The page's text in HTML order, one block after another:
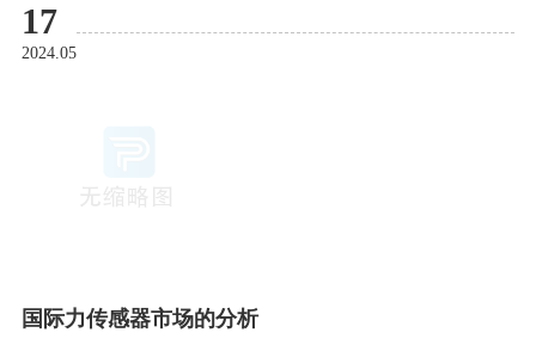
17
2024.05
国际力传感器市场的分析